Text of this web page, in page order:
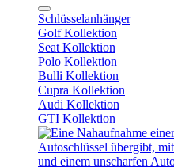
Schlüsselanhänger
Golf Kollektion
Seat Kollektion
Polo Kollektion
Bulli Kollektion
Cupra Kollektion
Audi Kollektion
GTI Kollektion